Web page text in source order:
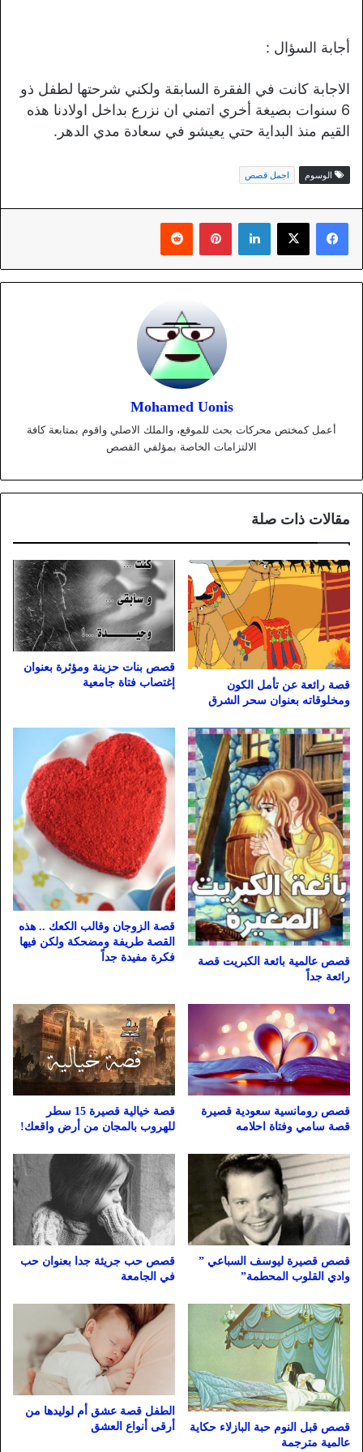
أجابة السؤال :
الاجابة كانت في الفقرة السابقة ولكني شرحتها لطفل ذو
6 سنوات بصيغة أخري اتمني ان نزرع بداخل اولادنا هذه
القيم منذ البداية حتي يعيشو في سعادة مدي الدهر.
الوسوم اجمل قصص
لينكدإن بينتيريست
Mohamed Uonis
أعمل كمختص محركات بحث للموقع، والملك الاصلي واقوم بمتابعة كافة
الالتزامات الخاصة بمؤلفي القصص
مقالات ذات صلة
قصة رائعة عن تأمل الكون
ومخلوقاته بعنوان سحر الشرق
قصص بنات حزينة ومؤثرة بعنوان
إغتصاب فتاة جامعية
قصص عالمية بائعة الكبريت قصة
رائعة جداً
قصة الزوجان وقالب الكعك .. هذه
القصة طريفة ومضحكة ولكن فيها
فكرة مفيدة جداً
قصص رومانسية سعودية قصيرة
قصة سامي وفتاة احلامه
قصة خيالية قصيرة 15 سطر
للهروب بالمجان من أرض واقعك!
قصص قصيرة ليوسف السباعي ”
وادي القلوب المحطمة”
قصص حب جريئة جدا بعنوان حب
في الجامعة
قصص قبل النوم حبة البازلاء حكاية
عالمية مترجمة
الطفل قصة عشق أم لوليدها من
أرقى أنواع العشق